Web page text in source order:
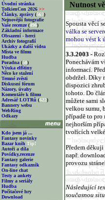
Úvodní stránka
TolkienCon 2026 >>
Články, zprávy (567)
Nejnovější fotografie
Vaše recenze (496)
Základní informace
Obsazení - herci
Archiv fotografií
Ukázky a další videa
Místa ve filmu
Hudba
Poradna (50)
Výuka elfštiny
Něco ke stažení
Temné zvěsti
Diskusní fórum
Názory, úvahy
Komentáře k filmu
Adresář LOTRů (622)
Bannery webu
WebRing
Odkazy
Kdo jsem já ...
Fantasy novinky
Bazar knih Tip!
Autoři a díla
Povídky,recenze
Fantasy galerie
Fantasy odkazník
On-line chat
Testy a ankety
Filmy a seriály
Hudba
Počítačové hry
Download
Nutnost
Spousta věcí
válka se
mohou vést k
3.3.2003 -
Ponechávám
informací.
obdržel. Díky
dispozici
tohoto. Do
můžete sami
velkou sumu,
případě to pro
nejhorším
tvořících velké
Předem
např.
provozu
Následující
současnou